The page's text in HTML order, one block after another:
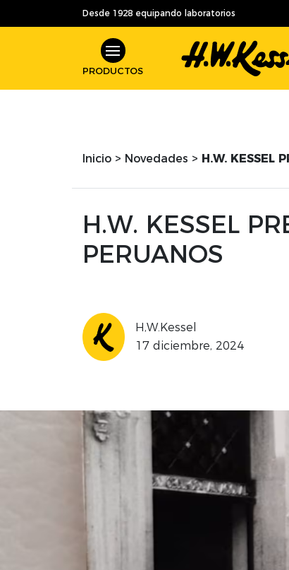
Desde 1928 equipando laboratorios
PRODUCTOS
Inicio > Novedades > H.W. KESSEL
H.W. KESSEL
PERUANOS
H,W.Kessel
17 diciembre, 2024